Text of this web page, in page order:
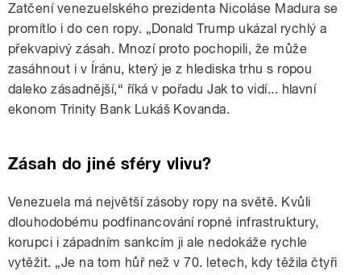
Zatčení venezuelského prezidenta Nicoláse Madura se
promítlo i do cen ropy. „Donald Trump ukázal rychlý a
překvapivý zásah. Mnozí proto pochopili, že může
zasáhnout i v Íránu, který je z hlediska trhu s ropou
daleko zásadnější,“ říká v pořadu Jak to vidí... hlavní
ekonom Trinity Bank Lukáš Kovanda.
Zásah do jiné sféry vlivu?
Venezuela má největší zásoby ropy na světě. Kvůli
dlouhodobému podfinancování ropné infrastruktury,
korupci i západním sankcím ji ale nedokáže rychle
vytěžit. „Je na tom hůř než v 70. letech, kdy těžila čtyři